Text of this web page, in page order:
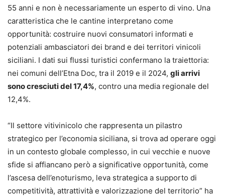
55 anni e non è necessariamente un esperto di vino. Una
caratteristica che le cantine interpretano come
opportunità: costruire nuovi consumatori informati e
potenziali ambasciatori dei brand e dei territori vinicoli
siciliani. I dati sui flussi turistici confermano la traiettoria:
nei comuni dell’Etna Doc, tra il 2019 e il 2024, gli arrivi
sono cresciuti del 17,4%, contro una media regionale del
12,4%.
“Il settore vitivinicolo che rappresenta un pilastro
strategico per l’economia siciliana, si trova ad operare oggi
in un contesto globale complesso, in cui vecchie e nuove
sfide si affiancano però a significative opportunità, come
l’ascesa dell’enoturismo, leva strategica a supporto di
competitività, attrattività e valorizzazione del territorio” ha